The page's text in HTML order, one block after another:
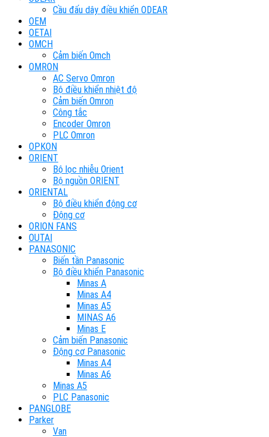
Cầu đấu dây điều khiển ODEAR
OEM
OETAI
OMCH
Cảm biến Omch
OMRON
AC Servo Omron
Bộ điều khiển nhiệt độ
Cảm biến Omron
Công tắc
Encoder Omron
PLC Omron
OPKON
ORIENT
Bộ lọc nhiễu Orient
Bộ nguồn ORIENT
ORIENTAL
Bộ điều khiển động cơ
Động cơ
ORION FANS
OUTAI
PANASONIC
Biến tần Panasonic
Bộ điều khiển Panasonic
Minas A
Minas A4
Minas A5
MINAS A6
Minas E
Cảm biến Panasonic
Động cơ Panasonic
Minas A4
Minas A6
Minas A5
PLC Panasonic
PANGLOBE
Parker
Van